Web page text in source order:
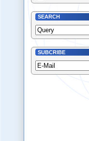
SEARCH
SUBCRIBE